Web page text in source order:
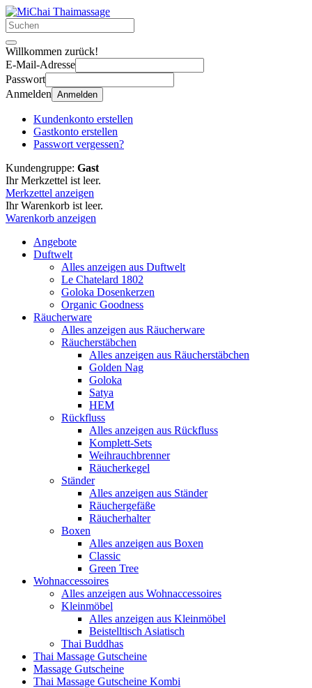
Willkommen zurück!
E-Mail-Adresse
Passwort
Anmelden Anmelden
Kundenkonto erstellen
Gastkonto erstellen
Passwort vergessen?
Kundengruppe: Gast
Ihr Merkzettel ist leer.
Merkzettel anzeigen
Ihr Warenkorb ist leer.
Warenkorb anzeigen
Angebote
Duftwelt
Alles anzeigen aus Duftwelt
Le Chatelard 1802
Goloka Dosenkerzen
Organic Goodness
Räucherware
Alles anzeigen aus Räucherware
Räucherstäbchen
Alles anzeigen aus Räucherstäbchen
Golden Nag
Goloka
Satya
HEM
Rückfluss
Alles anzeigen aus Rückfluss
Komplett-Sets
Weihrauchbrenner
Räucherkegel
Ständer
Alles anzeigen aus Ständer
Räuchergefäße
Räucherhalter
Boxen
Alles anzeigen aus Boxen
Classic
Green Tree
Wohnaccessoires
Alles anzeigen aus Wohnaccessoires
Kleinmöbel
Alles anzeigen aus Kleinmöbel
Beistelltisch Asiatisch
Thai Buddhas
Thai Massage Gutscheine
Massage Gutscheine
Thai Massage Gutscheine Kombi